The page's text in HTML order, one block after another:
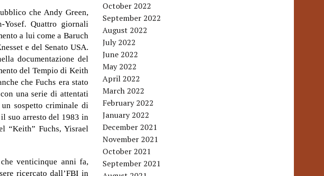
che Andy Green,
Quattro giornali
a lui come a Baruch
e del Senato USA.
documentazione del
del Tempio di Keith
che Fuchs era stato
una serie di attentati
sospetto criminale di
suo arresto del 1983 in
“Keith” Fuchs, Yisrael
venticinque anni fa,
ricercato dall’FBI in
October 2022
September 2022
August 2022
July 2022
June 2022
May 2022
April 2022
March 2022
February 2022
January 2022
December 2021
November 2021
October 2021
September 2021